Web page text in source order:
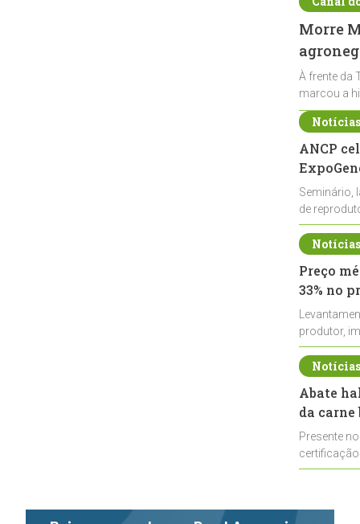
Morre
À frente da
marcou a
ANCP
Seminário,
de
durante a
Preço
33% no
produtor,
de leite cru
Abate
da
Presente